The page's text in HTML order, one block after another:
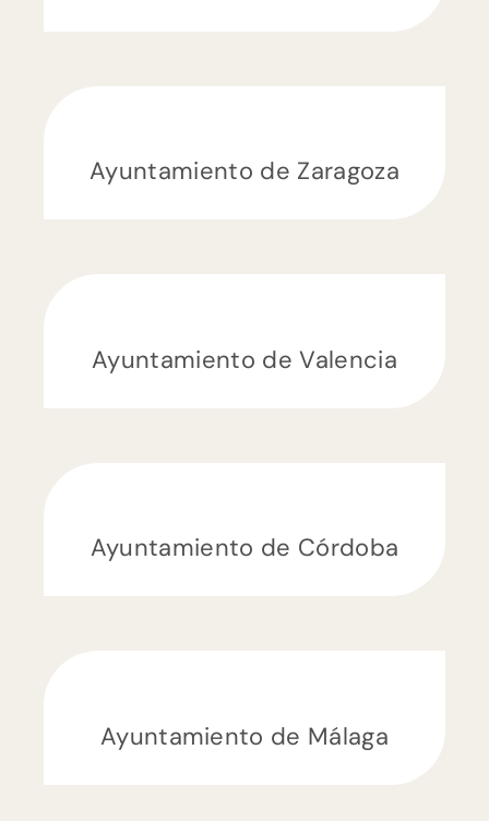
Ayuntamiento de Zaragoza
Ayuntamiento de Valencia
Ayuntamiento de Córdoba
Ayuntamiento de Málaga